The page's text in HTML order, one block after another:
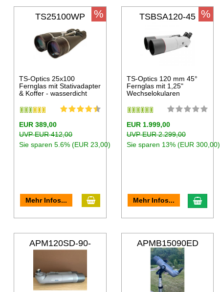
TS25100WP
TS-Optics 25x100
Fernglas mit Stativadapter
& Koffer - wasserdicht
EUR 389,00
UVP EUR 412,00
Sie sparen 5.6% (EUR 23,00)
Mehr Infos...
% TSBSA120-45
TS-Optics 120 mm 45°
Fernglas mit 1,25"
Wechselokularen
EUR 1.999,00
UVP EUR 2.299,00
Sie sparen 13% (EUR 300,00)
Mehr Infos...
%
APM120SD-90-
HC
APMB15090ED